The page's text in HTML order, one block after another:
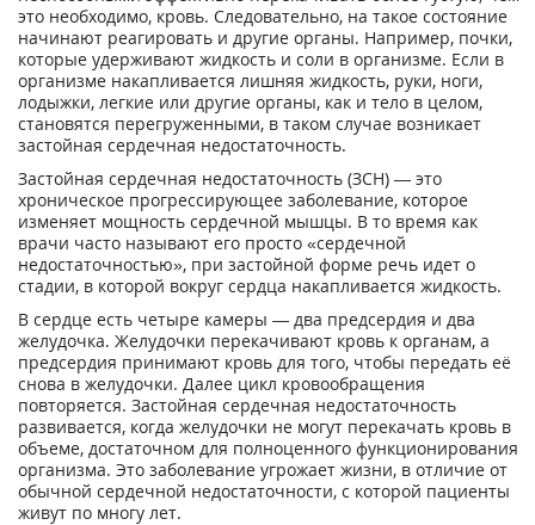
это необходимо, кровь. Следовательно, на такое состояние
начинают реагировать и другие органы. Например, почки,
которые удерживают жидкость и соли в организме. Если в
организме накапливается лишняя жидкость, руки, ноги,
лодыжки, легкие или другие органы, как и тело в целом,
становятся перегруженными, в таком случае возникает
застойная сердечная недостаточность.
Застойная сердечная недостаточность (ЗСН) — это
хроническое прогрессирующее заболевание, которое
изменяет мощность сердечной мышцы. В то время как
врачи часто называют его просто «сердечной
недостаточностью», при застойной форме речь идет о
стадии, в которой вокруг сердца накапливается жидкость.
В сердце есть четыре камеры — два предсердия и два
желудочка. Желудочки перекачивают кровь к органам, а
предсердия принимают кровь для того, чтобы передать её
снова в желудочки. Далее цикл кровообращения
повторяется. Застойная сердечная недостаточность
развивается, когда желудочки не могут перекачать кровь в
объеме, достаточном для полноценного функционирования
организма. Это заболевание угрожает жизни, в отличие от
обычной сердечной недостаточности, с которой пациенты
живут по многу лет.